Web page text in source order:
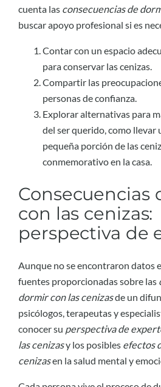
cuenta las consecuencias de
buscar apoyo profesional si es
Contar con un espacio
para conservar las cenizas.
Compartir las
personas de confianza.
Explorar alternativas para
del ser querido, como llevar
pequeña porción de las
conmemorativo en la casa.
Consecuencias
con las cenizas:
perspectiva de
Aunque no se encontraron datos
fuentes proporcionadas sobre las
dormir con las cenizasde un
psicólogos, terapeutas y
conocer su perspectiva de
las cenizasy los posibles efectos
cenizasen la salud mental y